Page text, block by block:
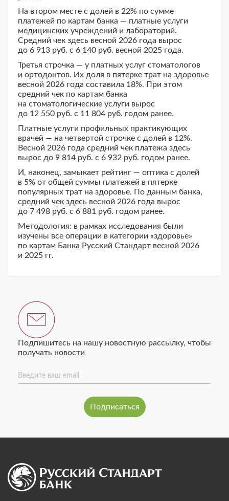
На втором месте с долей в 22% по сумме
платежей по картам банка — платные услуги
медицинских учреждений и лабораторий.
Средний чек здесь весной 2026 года вырос
до 6 913 руб. с 6 140 руб. весной 2025 года.
Третья строчка — у платных услуг стоматологов
и ортодонтов. Их доля в пятерке трат на здоровье
весной 2026 года составила 18%. При этом
средний чек по картам банка
на стоматологические услуги вырос
до 12 550 руб. с 11 804 руб. годом ранее.
Платные услуги профильных практикующих
врачей — на четвертой строчке с долей в 12%.
Весной 2026 года средний чек платежа здесь
вырос до 9 814 руб. с 6 932 руб. годом ранее.
И, наконец, замыкает рейтинг — оптика с долей
в 5% от общей суммы платежей в пятерке
популярных трат на здоровье. По данным банка,
средний чек здесь весной 2026 года вырос
до 7 498 руб. с 6 881 руб. годом ранее.
Методология: в рамках исследования были
изучены все операции в категории «здоровье»
по картам Банка Русский Стандарт весной 2026
и 2025 гг.
Подпишитесь на нашу новостную рассылку, чтобы
получать новости
Введите ваш email